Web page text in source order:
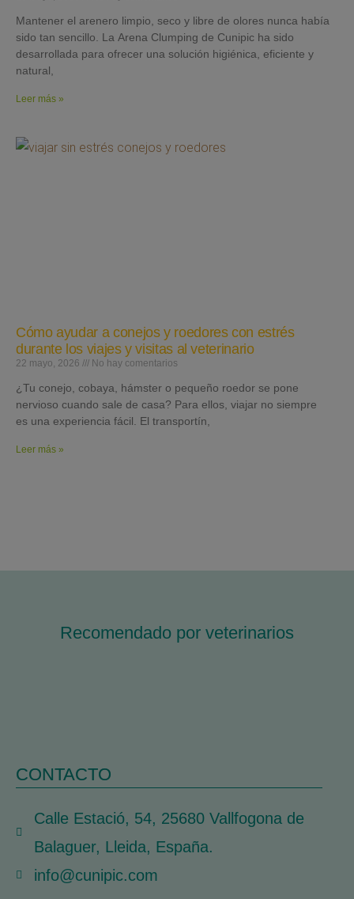
Mantener el arenero limpio, seco y libre de olores nunca había
sido tan sencillo. La Arena Clumping de Cunipic ha sido
desarrollada para ofrecer una solución higiénica, eficiente y
natural,
Leer más »
Cómo ayudar a conejos y roedores con estrés
durante los viajes y visitas al veterinario
22 mayo, 2026 No hay comentarios
¿Tu conejo, cobaya, hámster o pequeño roedor se pone
nervioso cuando sale de casa? Para ellos, viajar no siempre
es una experiencia fácil. El transportín,
Leer más »
Recomendado por veterinarios
CONTACTO
Calle Estació, 54, 25680 Vallfogona de
Balaguer, Lleida, España.
info@cunipic.com